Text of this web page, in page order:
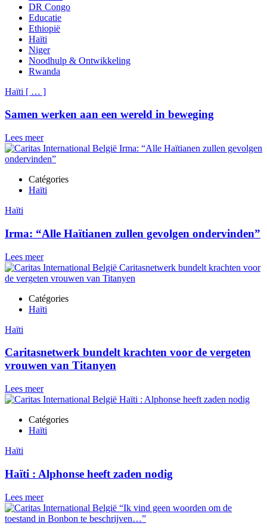
DR Congo
Educatie
Ethiopië
Haïti
Niger
Noodhulp & Ontwikkeling
Rwanda
Haïti [ … ]
Samen werken aan een wereld in beweging
Lees meer
Catégories
Haïti
Haïti
Irma: “Alle Haïtianen zullen gevolgen ondervinden”
Lees meer
Catégories
Haïti
Haïti
Caritasnetwerk bundelt krachten voor de vergeten
vrouwen van Titanyen
Lees meer
Catégories
Haïti
Haïti
Haïti : Alphonse heeft zaden nodig
Lees meer